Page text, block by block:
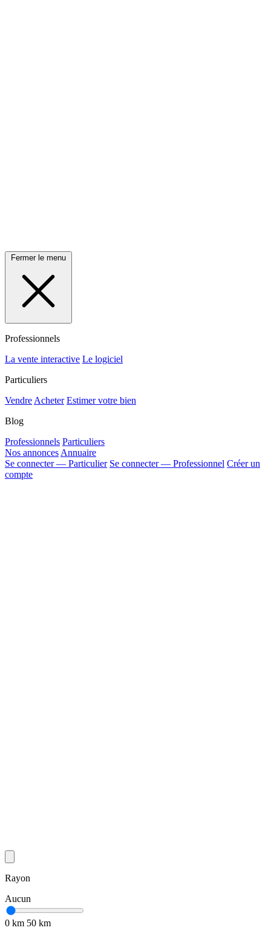
Fermer le menu
Professionnels
La vente interactive Le logiciel
Particuliers
Vendre Acheter Estimer votre bien
Blog
Professionnels Particuliers
Nos annonces Annuaire
Se connecter — Particulier Se connecter — Professionnel Créer un
compte
Rayon
Aucun
0 km 50 km